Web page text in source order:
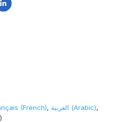
(French)
العربية (Arabic)